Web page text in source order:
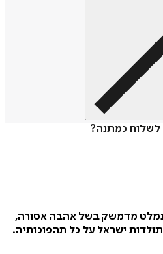
לשלוח כמתנה?
שנמלט מדמשק בשל אהבה אסורה,
ישראל על כל תהפוכותיה.